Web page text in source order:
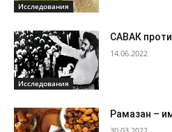
Исследования
Исследования
САВАК
14.06.2022
Рамазан –